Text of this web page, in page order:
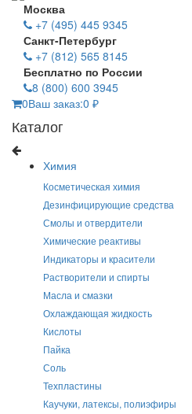
Москва
+7 (495) 445 9345
Санкт-Петербург
+7 (812) 565 8145
Бесплатно по России
8 (800) 600 3945
0Ваш заказ:0 ₽
Каталог
Химия
Косметическая химия
Дезинфицирующие средства
Смолы и отвердители
Химические реактивы
Индикаторы и красители
Растворители и спирты
Масла и смазки
Охлаждающая жидкость
Кислоты
Пайка
Соль
Техпластины
Каучуки, латексы, полиэфиры